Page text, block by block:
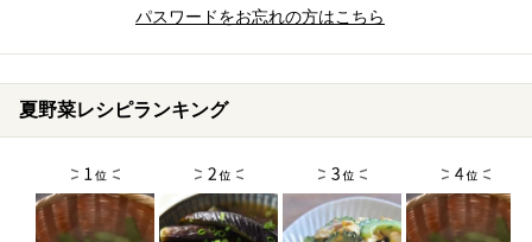
パスワードをお忘れの方はこちら
夏野菜レシピランキング